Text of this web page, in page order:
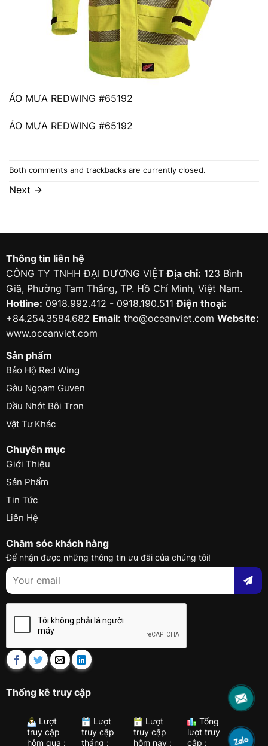
ÁO MƯA REDWING #65192
ÁO MƯA REDWING #65192
Both comments and trackbacks are currently closed.
Next →
Thông tin liên hệ
CÔNG TY TNHH ĐẠI DƯƠNG VIỆTĐịa chỉ: 123 Bình
Giã, Phường Tam Thắng, TP. Hồ Chí Minh, Việt Nam.
Hotline: 0918.992.412 - 0918.190.511Điện thoại:
+84.254.3584.682 Email: tho@oceanviet.com Website:
www.oceanviet.com
Sản phẩm
Bảo Hộ Red Wing
Gàu Ngoạm Guven
Dầu Nhớt Bôi Trơn
Vật Tư Khác
Chuyên mục
Giới Thiệu
Sản Phẩm
Tin Tức
Liên Hệ
Chăm sóc khách hàng
Để nhận được những thông tin ưu đãi của chúng tôi!
Thống kê truy cập
Lượt
truy cập
hôm qua :
Lượt
truy cập
tháng :
Lượt
truy cập
hôm nay :
Tổng
lượt truy
cập :